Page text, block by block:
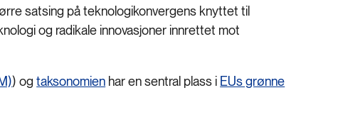
satsing på teknologikonvergens knyttet til
og radikale innovasjoner innrettet mot
) ogtaksonomien har en sentral plass i EUs grønne